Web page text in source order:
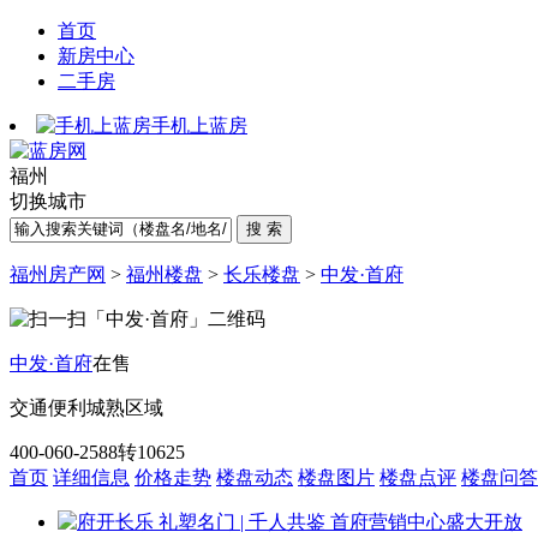
首页
新房中心
二手房
手机上蓝房
福州
切换城市
福州房产网 > 福州楼盘 > 长乐楼盘 > 中发·首府
中发·首府在售
交通便利 城熟区域
400-060-2588转10625
首页 详细信息 价格走势 楼盘动态 楼盘图片 楼盘点评 楼盘问答